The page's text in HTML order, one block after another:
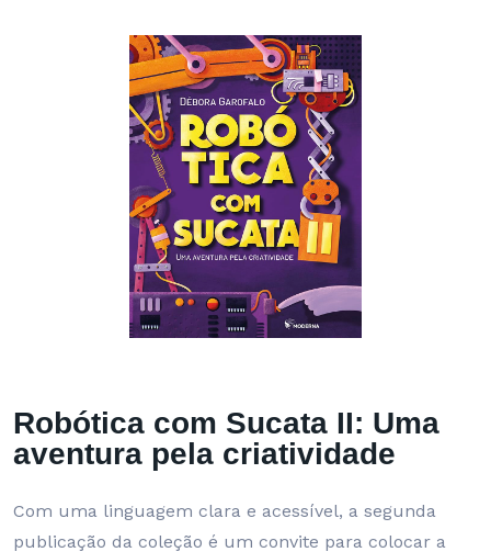
Robótica com Sucata II: Uma
aventura pela criatividade
Com uma linguagem clara e acessível, a segunda
publicação da coleção é um convite para colocar a